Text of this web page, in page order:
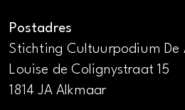
Postadres
Stichting Cultuurpodium De
Louise de Colignystraat 15
1814 JA Alkmaar